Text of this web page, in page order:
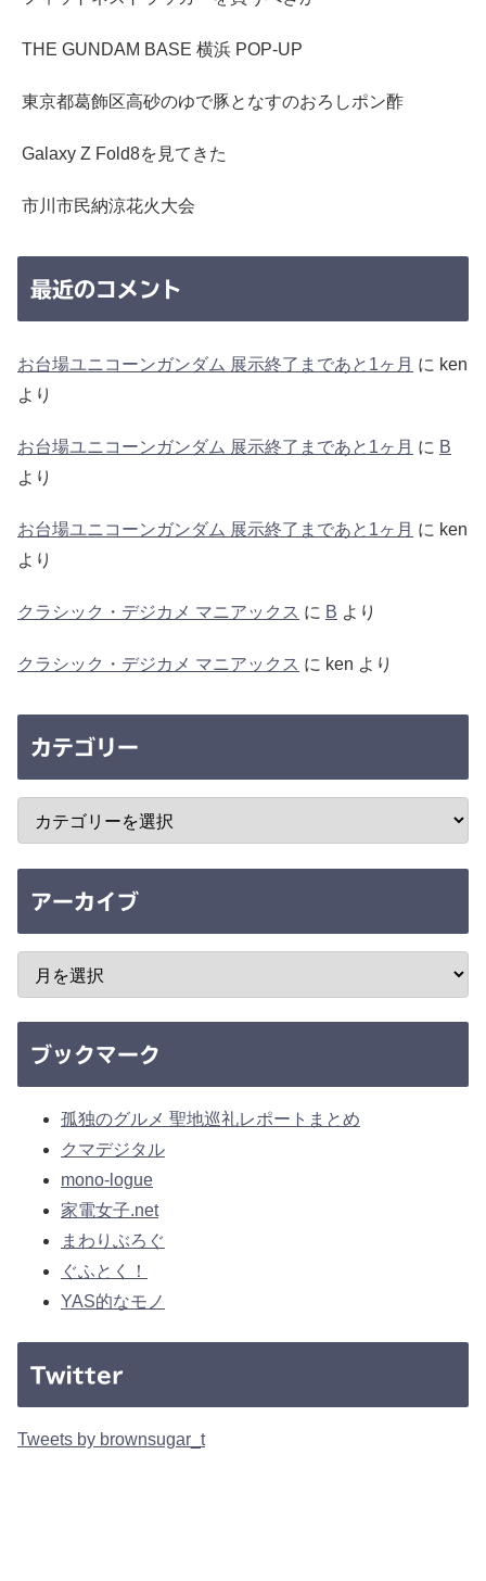
THE GUNDAM BASE 横浜 POP-UP
東京都葛飾区高砂のゆで豚となすのおろしポン酢
Galaxy Z Fold8を見てきた
市川市民納涼花火大会
最近のコメント
お台場ユニコーンガンダム 展示終了まであと1ヶ月 に ken
より
お台場ユニコーンガンダム 展示終了まであと1ヶ月 に B
より
お台場ユニコーンガンダム 展示終了まであと1ヶ月 に ken
より
クラシック・デジカメ マニアックス に B より
クラシック・デジカメ マニアックス に ken より
カテゴリー
アーカイブ
ブックマーク
孤独のグルメ 聖地巡礼レポートまとめ
クマデジタル
mono-logue
家電女子.net
まわりぶろぐ
ぐふとく！
YAS的なモノ
Twitter
Tweets by brownsugar_t